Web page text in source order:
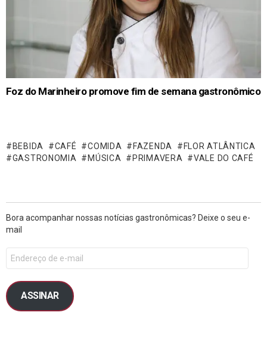
Foz do Marinheiro promove fim de semana gastronômico
BEBIDA CAFÉ COMIDA FAZENDA
FLOR ATLÂNTICA
GASTRONOMIA
MÚSICA PRIMAVERA VALE DO CAFÉ
Bora acompanhar nossas notícias gastronômicas? Deixe o seu e-
mail
ASSINAR